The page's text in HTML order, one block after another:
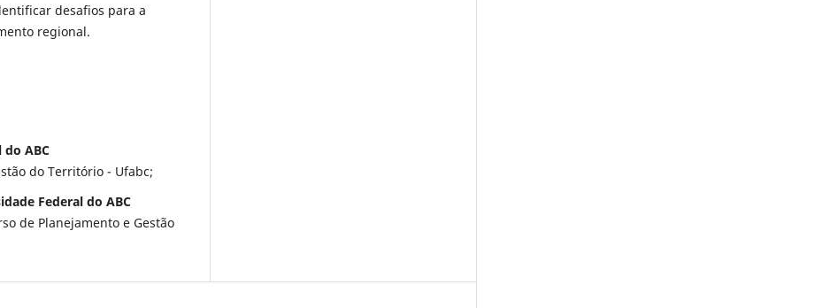
desafios para a
regional.
do ABC
do Território - Ufabc;
Federal do ABC
de Planejamento e Gestão